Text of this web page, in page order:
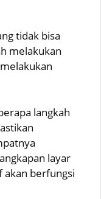
tidak bisa
melakukan
langkah
layar
akan berfungsi